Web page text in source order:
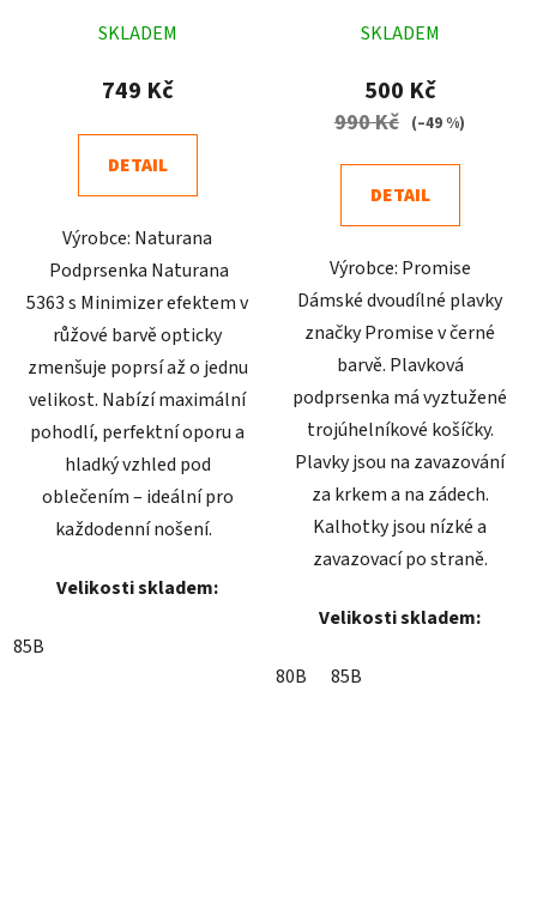
hodnocení
produktu
5,0
z
hvězdiček.
SKLADEM
749 Kč
DETAIL
Výrobce: Naturana
Podprsenka Naturana
5363 s Minimizer efektem v
růžové barvě opticky
zmenšuje poprsí až o jednu
velikost. Nabízí maximální
pohodlí, perfektní oporu a
hladký vzhled pod
oblečením – ideální pro
každodenní nošení.
Velikosti skladem:
85B
hodnocení
produktu
je
5
SKLADEM
500 Kč
990 Kč (–49 %)
DETAIL
Výrobce: Promise
Dámské dvoudílné plavky
značky Promise v černé
barvě. Plavková
podprsenka má vyztužené
trojúhelníkové košíčky.
Plavky jsou na zavazování
za krkem a na zádech.
Kalhotky jsou nízké a
zavazovací po straně.
Velikosti skladem:
80B 85B